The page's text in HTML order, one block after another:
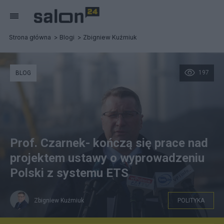
Strona główna Blogi Zbigniew Kuźmiuk
197
BLOG
Prof. Czarnek- kończą się prace nad
projektem ustawy o wyprowadzeniu
Polski z systemu ETS
Zbigniew Kuźmiuk POLITYKA